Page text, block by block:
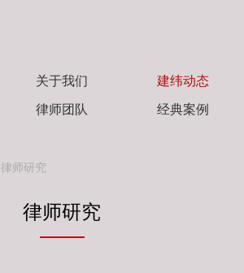
关于我们 建纬动态
律师团队 经典案例
律师研究
律师研究